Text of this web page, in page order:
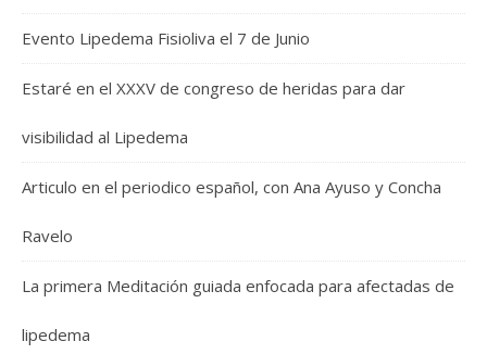
Evento Lipedema Fisioliva el 7 de Junio
Estaré en el XXXV de congreso de heridas para dar
visibilidad al Lipedema
Articulo en el periodico español, con Ana Ayuso y Concha
Ravelo
La primera Meditación guiada enfocada para afectadas de
lipedema